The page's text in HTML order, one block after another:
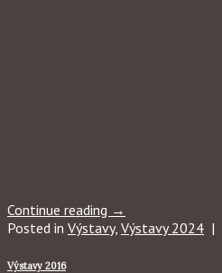
Continue reading →
Posted in Výstavy, Výstavy 2024 |
Výstavy 2016